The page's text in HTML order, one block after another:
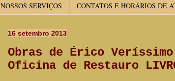
NOSSOS SERVIÇOS
CONTATOS E HORÁRIOS DE
16 setembro 2013
Obras de Érico
Oficina de Restauro